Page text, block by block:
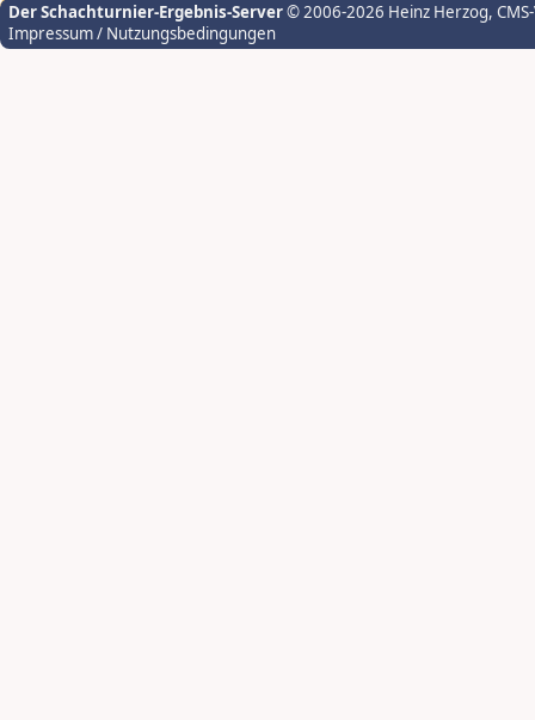
Der Schachturnier-Ergebnis-Server© 2006-2026 Heinz Herzog,
Impressum / Nutzungsbedingungen